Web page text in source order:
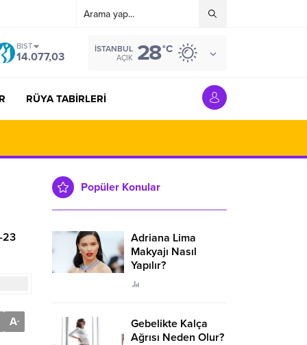
BIST
14.077,03
İSTANBUL
AÇIK 28°C
RÜYA TABİRLERİ
23
A-
Popüler Konular
Adriana Lima
Makyajı Nasıl
Yapılır?
Gebelikte Kalça
Ağrısı Neden Olur?